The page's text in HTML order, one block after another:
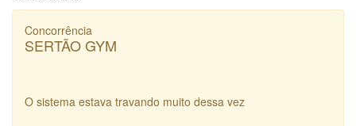
Concorrência
SERTÃO GYM
O sistema estava travando muito dessa vez